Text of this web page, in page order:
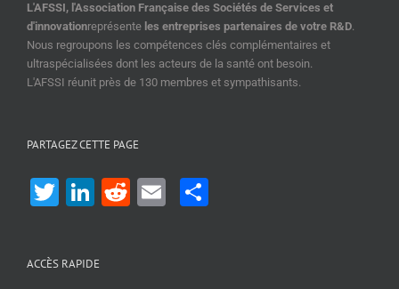
L'AFSSI, l'Association Française des Sociétés de Services et
d'innovationreprésente les entreprises partenaires de votre R&D.
Nous regroupons les compétences clés complémentaires et
ultraspécialisées dont les acteurs de la santé ont besoin.
L'AFSSI réunit près de 130 membres et sympathisants.
PARTAGEZ CETTE PAGE
Twitter
LinkedIn
Reddit
Email
ACCÈS RAPIDE